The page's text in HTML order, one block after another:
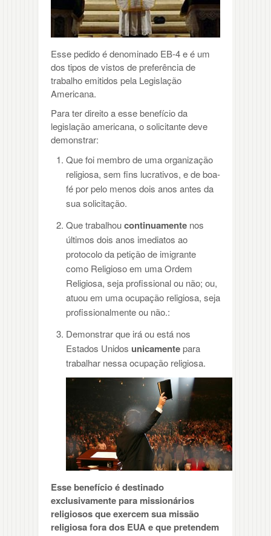
Esse pedido é denominado EB-4 e é um
dos tipos de vistos de preferência de
trabalho emitidos pela Legislação
Americana.
Para ter direito a esse benefício da
legislação americana, o solicitante deve
demonstrar:
Que foi membro de uma organização
religiosa, sem fins lucrativos, e de boa-
fé por pelo menos dois anos antes da
sua solicitação.
Que trabalhoucontinuamente nos
últimos dois anos imediatos ao
protocolo da petição de imigrante
como Religioso em uma Ordem
Religiosa, seja profissional ou não; ou,
atuou em uma ocupação religiosa, seja
profissionalmente ou não.:
Demonstrar que irá ou está nos
Estados Unidos unicamentepara
trabalhar nessa ocupação religiosa.
Esse benefício é destinado
exclusivamente para missionários
religiosos que exercem sua missão
religiosa fora dos EUA e que pretendem